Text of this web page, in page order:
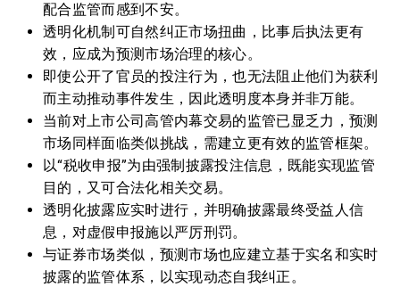
配合监管而感到不安。
透明化机制可自然纠正市场扭曲，比事后执法更有
效，应成为预测市场治理的核心。
即使公开了官员的投注行为，也无法阻止他们为获利
而主动推动事件发生，因此透明度本身并非万能。
当前对上市公司高管内幕交易的监管已显乏力，预测
市场同样面临类似挑战，需建立更有效的监管框架。
以“税收申报”为由强制披露投注信息，既能实现监管
目的，又可合法化相关交易。
透明化披露应实时进行，并明确披露最终受益人信
息，对虚假申报施以严厉刑罚。
与证券市场类似，预测市场也应建立基于实名和实时
披露的监管体系，以实现动态自我纠正。